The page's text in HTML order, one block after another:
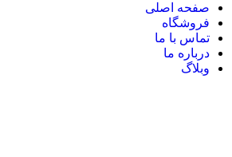
صفحه اصلی
فروشگاه
تماس با ما
درباره ما
وبلاگ